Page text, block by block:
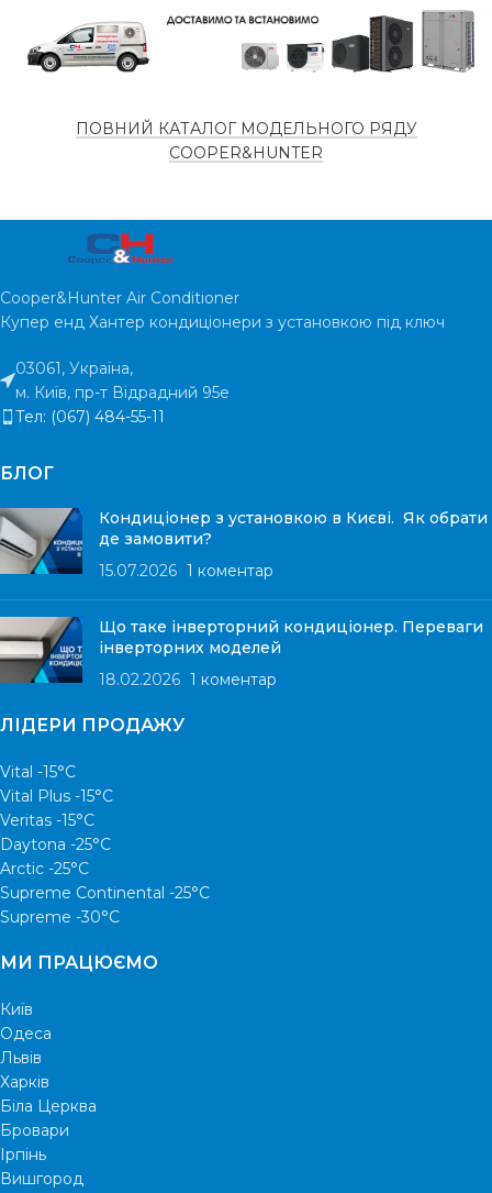
ПОВНИЙ КАТАЛОГ МОДЕЛЬНОГО РЯДУ
COOPER&HUNTER
Cooper&Hunter Air Conditioner
Купер енд Хантер кондиціонери з установкою під ключ
03061, Україна,
м. Київ, пр-т Відрадний 95е
Тел: (067) 484-55-11
БЛОГ
Кондиціонер з установкою в Києві. Як обрати
де замовити?
15.07.2026 1 коментар
Що таке інверторний кондиціонер. Переваги
інверторних моделей
18.02.2026 1 коментар
ЛІДЕРИ ПРОДАЖУ
Vital -15°С
Vital Plus -15°C
Veritas -15°С
Daytona -25°С
Arctic -25°С
Supreme Continental -25°С
Supreme -30°С
МИ ПРАЦЮЄМО
Київ
Одеса
Львів
Харків
Біла Церква
Бровари
Ірпінь
Вишгород